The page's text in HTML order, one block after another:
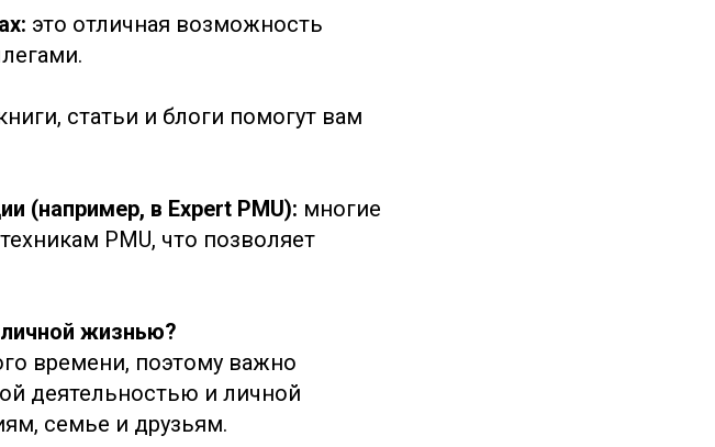
это отличная возможность
статьи и блоги помогут вам
(например, в Expert PMU): многие
PMU, что позволяет
жизнью?
времени, поэтому важно
деятельностью и личной
семье и друзьям.